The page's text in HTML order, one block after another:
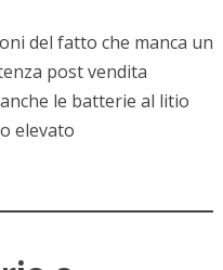
del fatto che manca un
post vendita
le batterie al litio
elevato